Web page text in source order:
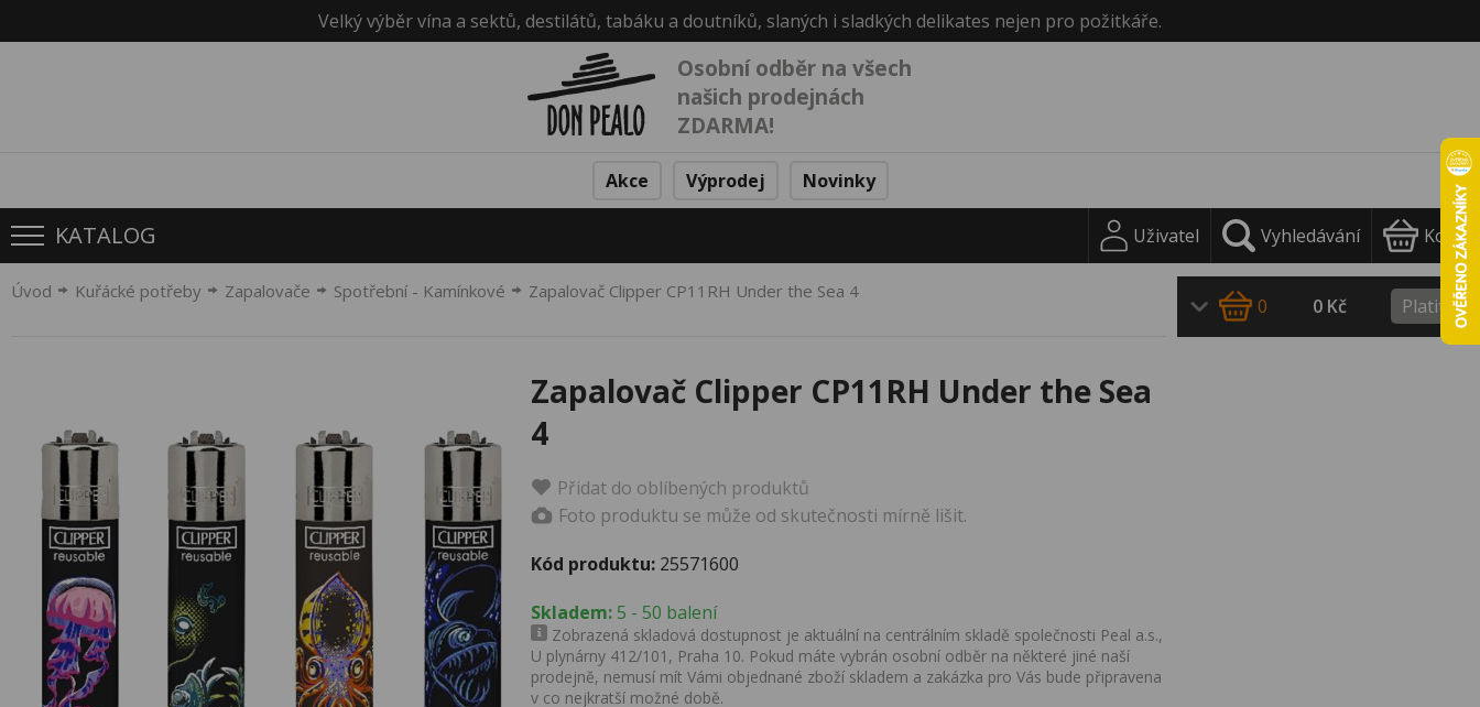
Velký výběr vína a sektů, destilátů, tabáku a doutníků, slaných i sladkých delikates nejen pro požitkáře.
Osobní odběr na všech
našich prodejnách
ZDARMA!
Akce Výprodej Novinky
KATALOG Uživatel Vyhledávání Košík
Úvod Kuřácké potřeby Zapalovače Spotřební - Kamínkové Zapalovač Clipper CP11RH Under the Sea 4
Zapalovač Clipper CP11RH Under the Sea
4
Přidat do oblíbených produktů
Foto produktu se může od skutečnosti mírně lišit.
Kód produktu: 25571600
Skladem:5 - 50 balení
Zobrazená skladová dostupnost je aktuální na centrálním skladě společnosti Peal a.s.,
U plynárny 412/101, Praha 10. Pokud máte vybrán osobní odběr na některé jiné naší
prodejně, nemusí mít Vámi objednané zboží skladem a zakázka pro Vás bude připravena
v co nejkratší možné době.
0 0 Kč Platit